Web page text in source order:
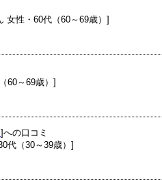
女性・60代（60～69歳）]
60～69歳）]
]への口コミ
代（30～39歳）]